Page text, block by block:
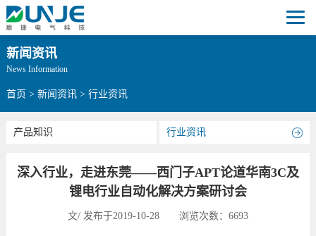
新闻资讯
News Information
首页 > 新闻资讯> 行业资讯
产品知识 行业资讯
深入行业，走进东莞——西门子APT论道华南3C及
锂电行业自动化解决方案研讨会
文/ 发布于2019-10-28 浏览次数：6693